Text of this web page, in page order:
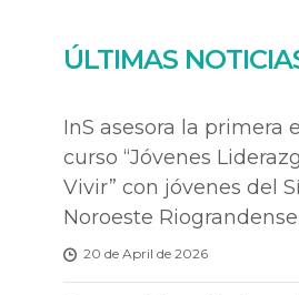
ÚLTIMAS
InS asesora la primera
curso “Jóvenes
Vivir” con jóvenes del
Noroeste Riograndense
20 de April de 2026